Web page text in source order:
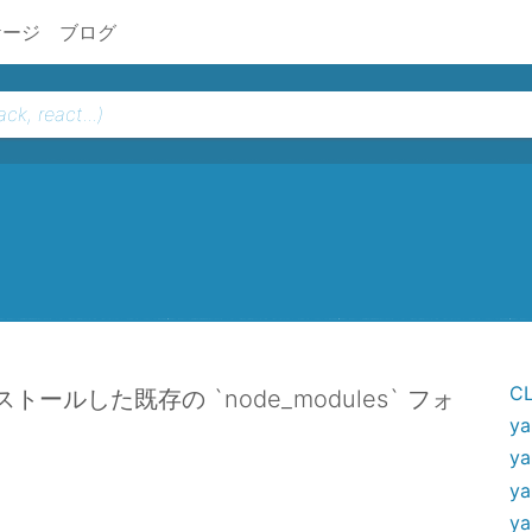
ジ ブログ
ールした既存の `node_modules` フォ